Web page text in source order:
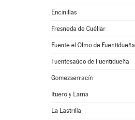
Encinillas
Fresneda de Cuéllar
Fuente el Olmo de Fuentidueña
Fuentesaúco de Fuentidueña
Gomezserracín
Ituero y Lama
La Lastrilla